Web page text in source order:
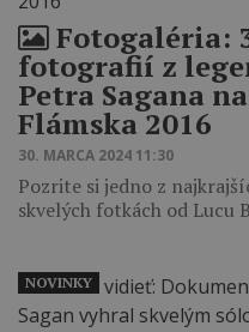
Fotogaléria:
fotografií z
Petra Sagana
Flámska 2016
30. MARCA 2024 11:30
Pozrite si jedno z
skvelých fotkách od Lucu
NOVINKY